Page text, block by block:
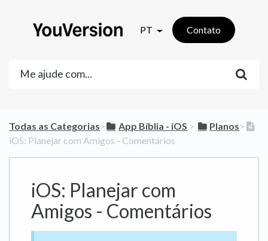
PT Contato
Todas as Categorias​>​ ​App Bíblia - iOS ​ > ​ ​Planos​>​
iOS: Planejar com Amigos - Comentários
iOS: Planejar com
Amigos - Comentários